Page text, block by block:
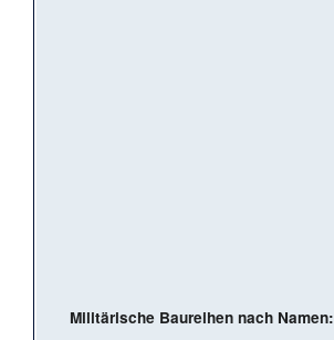
Militärische Baureihen nach Namen: